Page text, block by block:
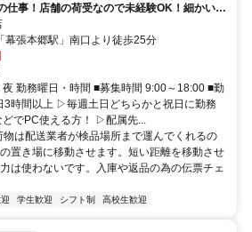
仕事！店舗の荷受なので未経験OK！細かい確
幕張本郷駅」南口より徒歩25分
勤務曜日・時間 ■募集時間 9:00～18:00 ■勤
3時間以上 ▷毎週土日どちらかと祝日に勤務
でPC使える方！ ▷配属先...
は配送業者が検品場所まで運んでくれるの
置き場に移動させます。短い距離を移動させ
は使わないです。入庫や返品の為の伝票チェ
学生歓迎 シフト制 高校生歓迎